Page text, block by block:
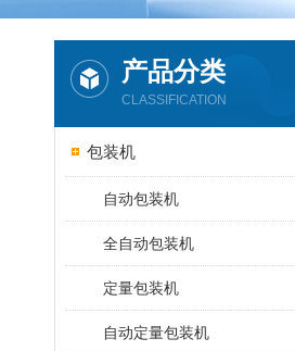
产品分类
CLASSIFICATION
包装机
自动包装机
全自动包装机
定量包装机
自动定量包装机